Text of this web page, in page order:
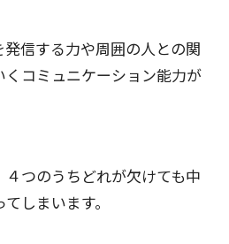
信する力や周囲の人との関
コミュニケーション能力が
４つのうちどれが欠けても中
しまいます。